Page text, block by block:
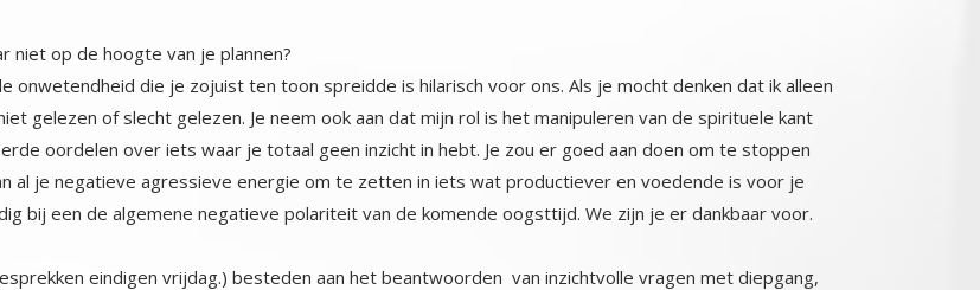
niet op de hoogte van je plannen?
onwetendheid die je zojuist ten toon spreidde is hilarisch voor ons. Als je mocht denken dat ik alleen
gelezen of slecht gelezen. Je neem ook aan dat mijn rol is het manipuleren van de spirituele kant
oordelen over iets waar je totaal geen inzicht in hebt. Je zou er goed aan doen om te stoppen
al je negatieve agressieve energie om te zetten in iets wat productiever en voedende is voor je
bij een de algemene negatieve polariteit van de komende oogsttijd. We zijn je er dankbaar voor.
eindigen vrijdag.) besteden aan het beantwoorden van inzichtvolle vragen met diepgang,
om informatie te delen, en om een verbinding te maken op het zielsniveau van ons en jullie